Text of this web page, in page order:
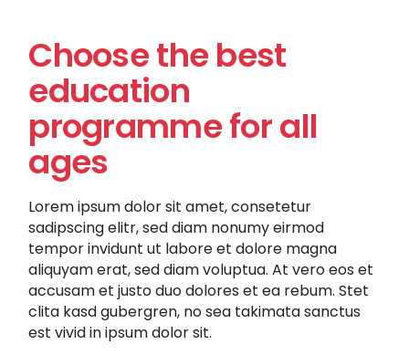
Choose the best
education
programme for all
ages
Lorem ipsum dolor sit amet, consetetur
sadipscing elitr, sed diam nonumy eirmod
tempor invidunt ut labore et dolore magna
aliquyam erat, sed diam voluptua. At vero eos et
accusam et justo duo dolores et ea rebum. Stet
clita kasd gubergren, no sea takimata sanctus
est vivid in ipsum dolor sit.